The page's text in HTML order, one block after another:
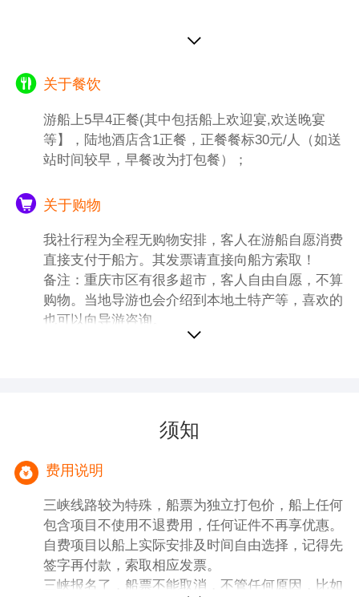
(所有红岩景点周一闭馆，无法参观，自动改
为重庆通远门古城墙遗址)
1、重庆大礼堂如果遇到政府性活动 不能进去
参观,不退任何费用！
2、重庆是山城，容易堵车，导游会根据当天
送景点，如遇景点政府性维修或不可抗力等自
然因素造成无法游览或自愿放弃，不退任何费
用！
3、重庆市区很多当地特产超市，客人自行就
近选择安排，量力而行，保管好自已的财物，
注意过马路行走安全。 4、如遇强降雨季节的
汛期或旱期，游船不能直接开抵重庆码头，那
关于餐饮
游船上5早4正餐(其中包括船上欢迎宴,欢送晚宴
等】，陆地酒店含1正餐，正餐餐标30元/人（如送
站时间较早，早餐改为打包餐）；
关于购物
我社行程为全程无购物安排，客人在游船自愿消费
直接支付于船方。其发票请直接向船方索取！
备注：重庆市区有很多超市，客人自由自愿，不算
购物。当地导游也会介绍到本地土特产等，喜欢的
也可以向导游咨询。
须知
费用说明
三峡线路较为特殊，船票为独立打包价，船上任何
包含项目不使用不退费用，任何证件不再享优惠。
自费项目以船上实际安排及时间自由选择，记得先
签字再付款，索取相应发票。
三峡报名了，船票不能取消，不管任何原因，比如